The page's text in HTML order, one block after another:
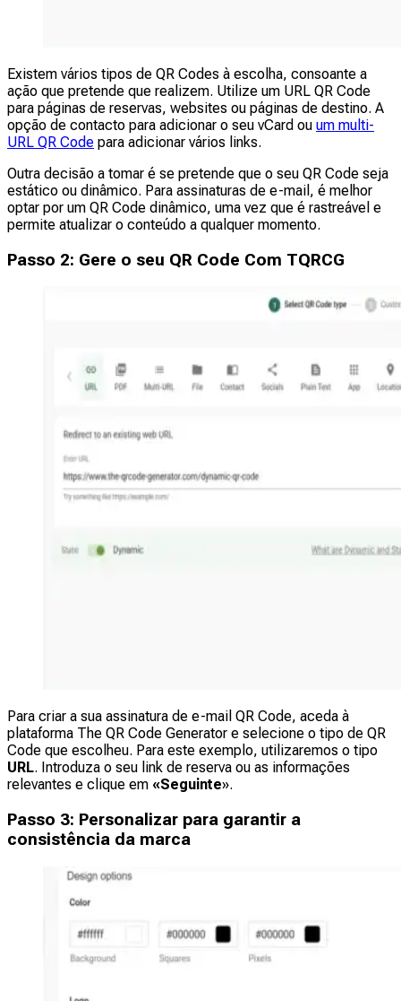
Existem vários tipos de QR Codes à escolha, consoante a
ação que pretende que realizem. Utilize um URL QR Code
para páginas de reservas, websites ou páginas de destino. A
opção de contacto para adicionar o seu vCard ou um multi-
URL QR Code para adicionar vários links.
Outra decisão a tomar é se pretende que o seu QR Code seja
estático ou dinâmico. Para assinaturas de e-mail, é melhor
optar por um QR Code dinâmico, uma vez que é rastreável e
permite atualizar o conteúdo a qualquer momento.
Passo 2: Gere o seu QR Code Com TQRCG
Para criar a sua assinatura de e-mail QR Code, aceda à
plataforma The QR Code Generator e selecione o tipo de QR
Code que escolheu. Para este exemplo, utilizaremos o tipo
URL. Introduza o seu link de reserva ou as informações
relevantes e clique em «Seguinte».
Passo 3: Personalizar para garantir a
consistência da marca